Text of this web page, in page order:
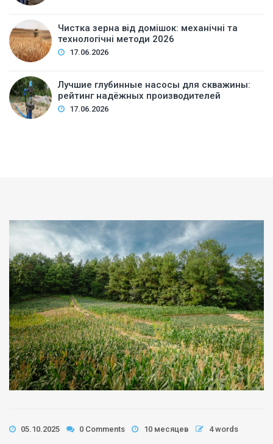
Чистка зерна від домішок: механічні та
технологічні методи 2026
17.06.2026
Лучшие глубинные насосы для скважины:
рейтинг надёжных производителей
17.06.2026
05.10.2025 0 Comments 10 месяцев 4 words